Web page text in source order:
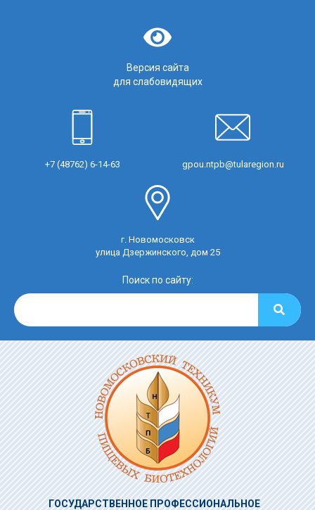
Версия сайта
для слабовидящих
+7 (48762) 6-14-63 gpou.ntpb@tularegion.ru
г. Новомосковск
улица Дзержинского, дом 25
Поиск по сайту:
ГОСУДАРСТВЕННОЕ ПРОФЕССИОНАЛЬНОЕ